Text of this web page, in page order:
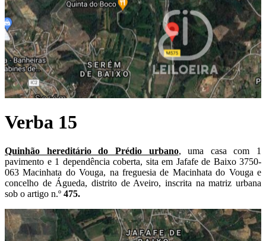
Verba 15
Quinhão hereditário do Prédio urbano, uma casa com 1
pavimento e 1 dependência coberta, sita em Jafafe de Baixo 3750-
063 Macinhata do Vouga, na freguesia de Macinhata do Vouga e
concelho de Águeda, distrito de Aveiro, inscrita na matriz urbana
sob o artigo n.º 475.